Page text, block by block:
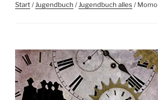
Start/Jugendbuch /Jugendbuch alles / Momo